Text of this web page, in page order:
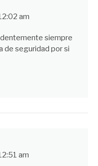
am
siempre
de seguridad por si
am